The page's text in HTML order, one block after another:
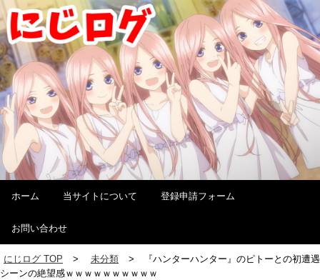
ホーム 当サイトについて 登録申請フォーム
お問い合わせ
にじログ TOP 未分類
『ハンターハンター』のピトーとの初遭遇
シーンの絶望感ｗｗｗｗｗｗｗｗｗｗ